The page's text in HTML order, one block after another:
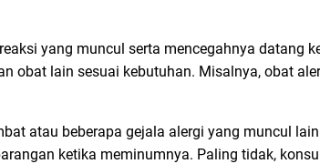
yang muncul serta mencegahnya datang
obat lain sesuai kebutuhan. Misalnya, obat
atau beberapa gejala alergi yang muncul
ketika meminumnya. Paling tidak,